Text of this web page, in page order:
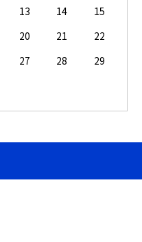
13 14
15
20 21
22
27 28
29